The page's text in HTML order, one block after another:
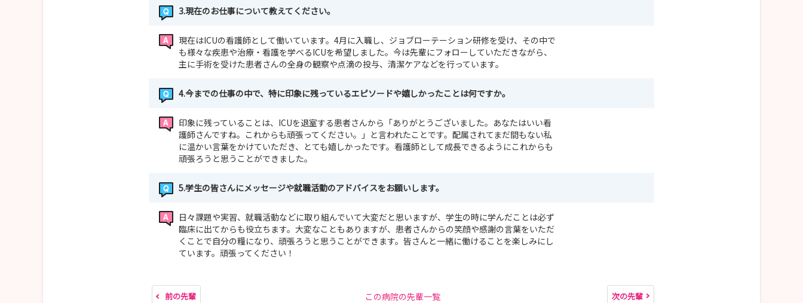
3.現在のお仕事について教えてください。
現在はICUの看護師として働いています。4月に入職し、ジョブローテーション研修を受け、その中で
も様々な疾患や治療・看護を学べるICUを希望しました。今は先輩にフォローしていただきながら、
主に手術を受けた患者さんの全身の観察や点滴の投与、清潔ケアなどを行っています。
4.今までの仕事の中で、特に印象に残っているエピソードや嬉しかったことは何ですか。
印象に残っていることは、ICUを退室する患者さんから「ありがとうございました。あなたはいい看
護師さんですね。これからも頑張ってください。」と言われたことです。配属されてまだ間もない私
に温かい言葉をかけていただき、とても嬉しかったです。看護師として成長できるようにこれからも
頑張ろうと思うことができました。
5.学生の皆さんにメッセージや就職活動のアドバイスをお願いします。
日々課題や実習、就職活動などに取り組んでいて大変だと思いますが、学生の時に学んだことは必ず
臨床に出てからも役立ちます。大変なこともありますが、患者さんからの笑顔や感謝の言葉をいただ
くことで自分の糧になり、頑張ろうと思うことができます。皆さんと一緒に働けることを楽しみにし
ています。頑張ってください！
前の先輩 この病院の先輩一覧 次の先輩